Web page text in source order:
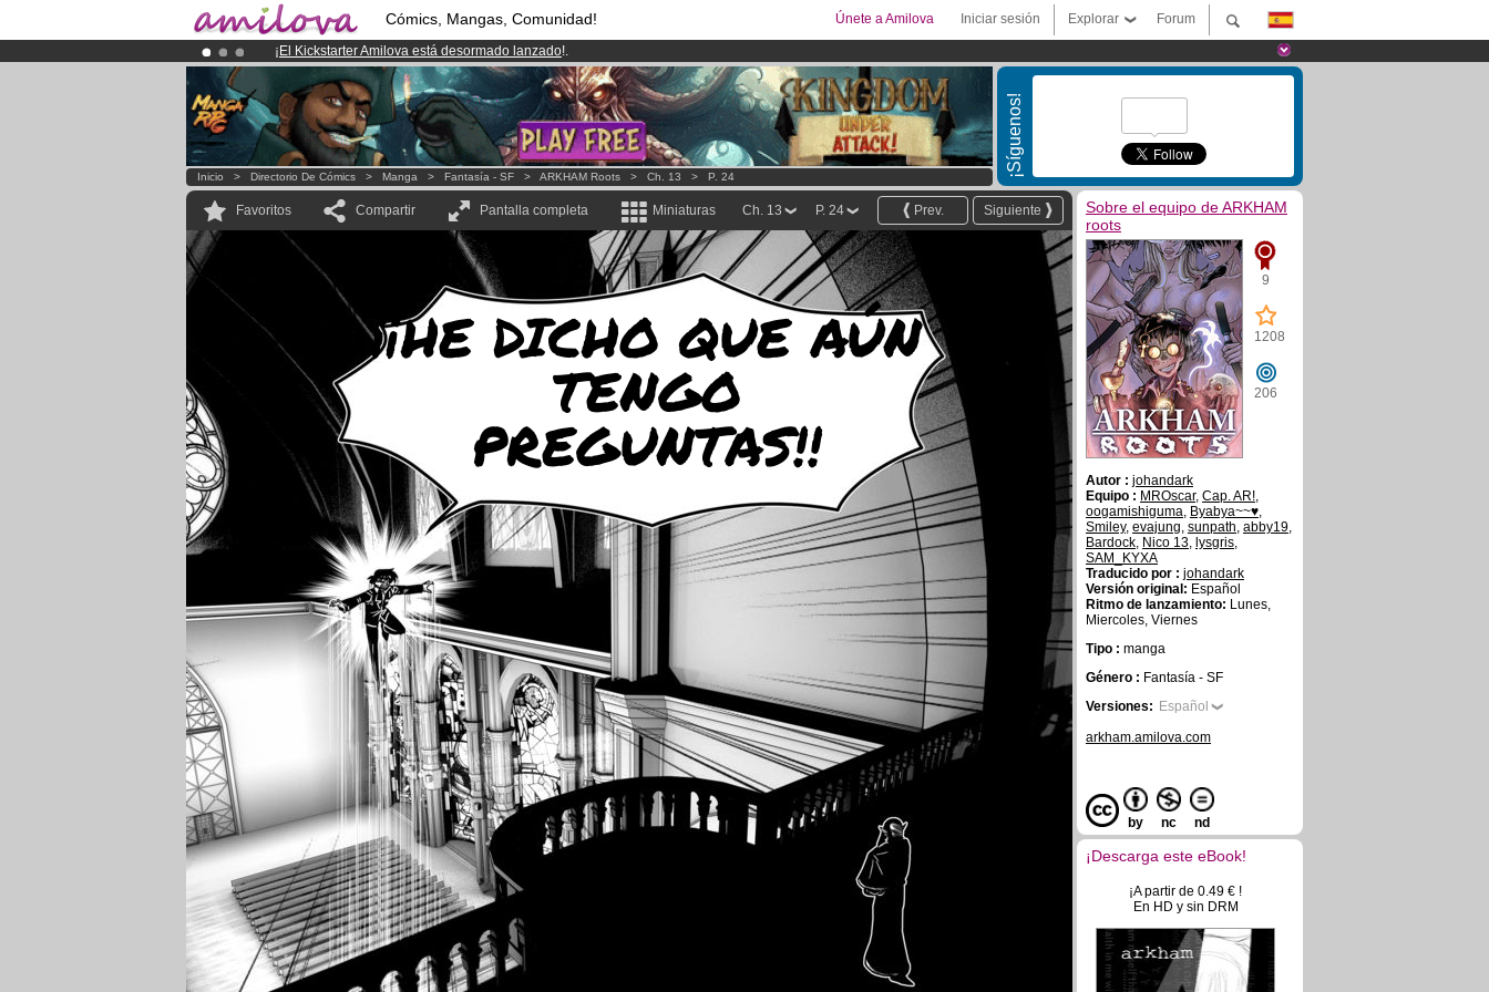
Cómics, Mangas, Comunidad! Forum
Explorar
Iniciar sesión
Únete a Amilova
¡ El Kickstarter Amilova está desormado lanzado!.
¡Ya tenemos 100000miembrosy 1000Cómics y Mangas!.
¡Conviertete en Premium por3.95 euros al mes!Hazte Premium ya
¡Síguenos!
Inicio > Directorio De Cómics > Manga > Fantasía - SF > ARKHAM Roots > Ch. 13 > P. 24
Favoritos Compartir Pantalla completa Miniaturas Siguiente
Prev.
P. 24
Ch. 13
¡¡HE DICHO QUE AÚN
TENGO
PREGUNTAS!!
Sobre el equipo de ARKHAM
roots
9
1208
206
Autor : johandark
Equipo : MROscar, Cap. AR!,
oogamishiguma, Byabya~~♥,
Smiley, evajung, sunpath, abby19,
Bardock, Nico 13, lysgris,
SAM_KYXA
Traducido por : johandark
Versión original: Español
Ritmo de lanzamiento: Lunes,
Miercoles, Viernes
Tipo : manga
Género : Fantasía - SF
Versiones: Español
arkham.amilova.com
by nc nd
¡Descarga este eBook!
¡A partir de 0.49 € !
En HD y sin DRM